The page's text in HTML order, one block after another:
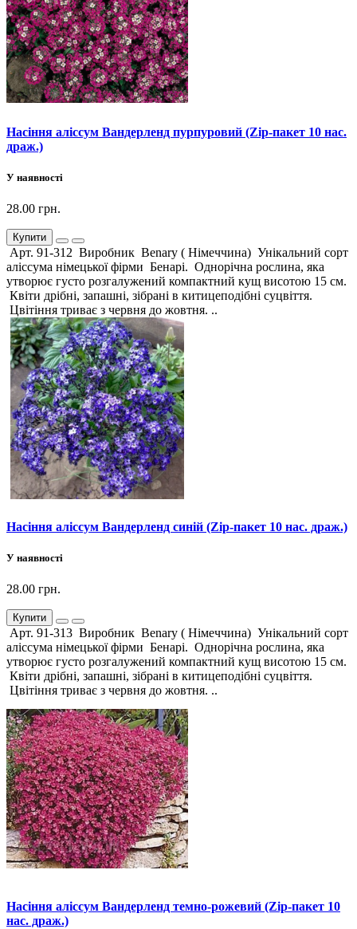
Насіння аліссум Вандерленд пурпуровий (Zip-пакет 10 нас.
драж.)
У наявності
28.00 грн.
Купити
Арт. 91-312 Виробник Benary ( Німеччина) Унікальний сорт
аліссума німецької фірми Бенарі. Однорічна рослина, яка
утворює густо розгалужений компактний кущ висотою 15 см.
Квіти дрібні, запашні, зібрані в китицеподібні суцвіття.
Цвітіння триває з червня до жовтня. ..
Насіння аліссум Вандерленд синій (Zip-пакет 10 нас. драж.)
У наявності
28.00 грн.
Купити
Арт. 91-313 Виробник Benary ( Німеччина) Унікальний сорт
аліссума німецької фірми Бенарі. Однорічна рослина, яка
утворює густо розгалужений компактний кущ висотою 15 см.
Квіти дрібні, запашні, зібрані в китицеподібні суцвіття.
Цвітіння триває з червня до жовтня. ..
Насіння аліссум Вандерленд темно-рожевий (Zip-пакет 10
нас. драж.)